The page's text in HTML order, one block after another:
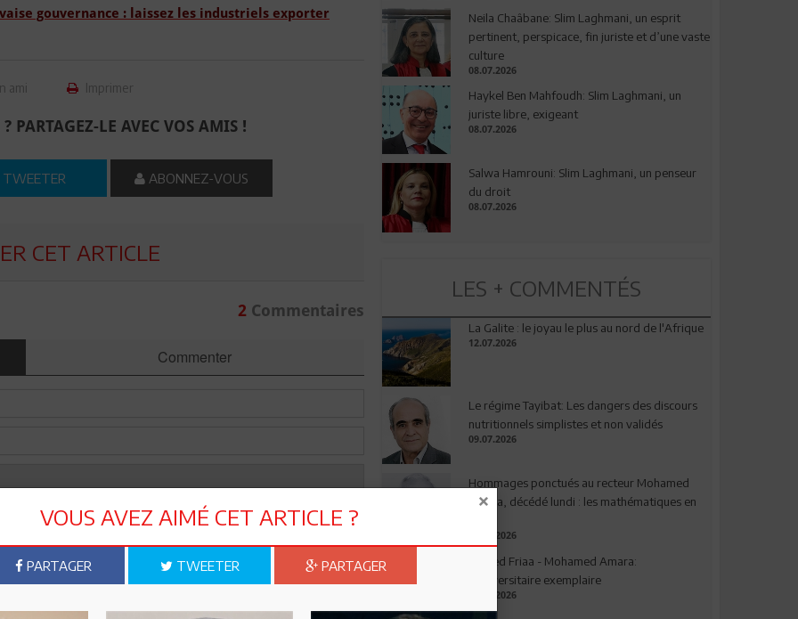
gouvernance : laissez les industriels exporter
ami Imprimer
PARTAGEZ-LE AVEC VOS AMIS !
TWEETER ABONNEZ-VOUS
CET ARTICLE
2Commentaires
Commenter
Envoyer
Neila Chaâbane: Slim Laghmani, un esprit
pertinent, perspicace, fin juriste et d’une vaste
culture
08.07.2026
Haykel Ben Mahfoudh: Slim Laghmani, un
juriste libre, exigeant
08.07.2026
Salwa Hamrouni: Slim Laghmani, un penseur
du droit
08.07.2026
LES + COMMENTÉS
La Galite : le joyau le plus au nord de l'Afrique
12.07.2026
Le régime Tayibat: Les dangers des discours
nutritionnels simplistes et non validés
09.07.2026
Hommages ponctués au recteur Mohamed
Amara, décédé lundi : les mathématiques en
03.08.2026
Ahmed Friaa - Mohamed Amara:
l’Universitaire exemplaire
04.08.2026
VOUS AVEZ AIMÉ CET ARTICLE ?
PARTAGER TWEETER PARTAGER